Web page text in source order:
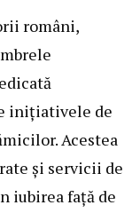
români,
inițiativele de
Acestea
și servicii de
iubirea față de